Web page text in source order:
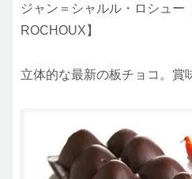
ジャン＝シャルル・ロシュー
ROCHOUX】
立体的な最新の板チョコ。賞